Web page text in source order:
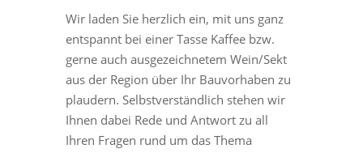
Wir laden Sie herzlich ein, mit uns ganz
entspannt bei einer Tasse Kaffee bzw.
gerne auch ausgezeichnetem Wein/Sekt
aus der Region über Ihr Bauvorhaben zu
plaudern. Selbstverständlich stehen wir
Ihnen dabei Rede und Antwort zu all
Ihren Fragen rund um das Thema